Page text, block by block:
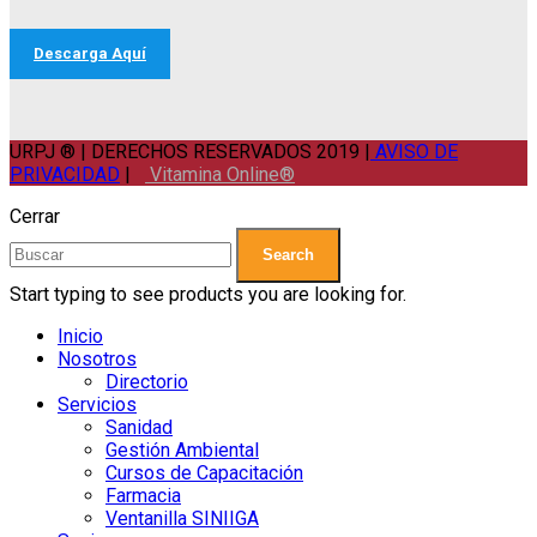
Descarga Aquí
URPJ ® | DERECHOS RESERVADOS 2019 | AVISO DE
PRIVACIDAD |
Vitamina Online®
Cerrar
Search
Start typing to see products you are looking for.
Inicio
Nosotros
Directorio
Servicios
Sanidad
Gestión Ambiental
Cursos de Capacitación
Farmacia
Ventanilla SINIIGA